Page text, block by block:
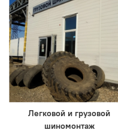
Легковой и грузовой
шиномонтаж